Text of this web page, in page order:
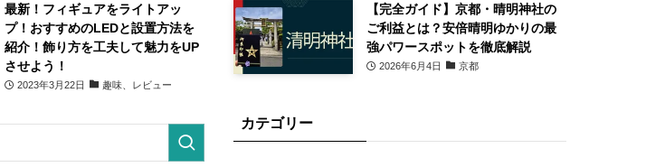
最新！フィギュアをライトアッ
プ！おすすめのLEDと設置方法を
紹介！飾り方を工夫して魅力をUP
させよう！
2023年3月22日 趣味、レビュー
【完全ガイド】京都・晴明神社の
ご利益とは？安倍晴明ゆかりの最
強パワースポットを徹底解説
2026年6月4日 京都
カテゴリー